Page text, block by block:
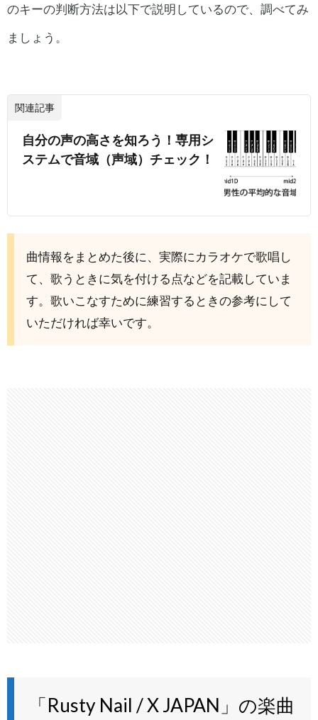
のキーの判断方法は以下で説明しているので、調べてみ
ましょう。
関連記事
自分の声の高さを知ろう！専用シ
ステムで音域（声域）チェック！
曲情報をまとめた後に、実際にカラオケで歌唱し
て、歌うときに気を付ける点などを記載していま
す。歌いこなすために練習するときの参考にして
いただければ幸いです。
「Rusty Nail / X JAPAN」の楽曲